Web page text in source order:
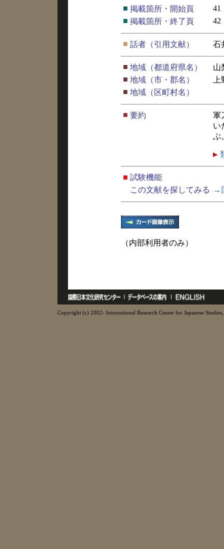
■ 掲載箇所・開始頁
41
■ 掲載箇所・終了頁 42
■ 話者（引用文献） 石
■ 地域（都道府県名）
山
■ 地域（市・郡名）
■ 地域（区町村名）
■ 要約
軍
い
ぶ
■ 試験機能
この文献を探してみる
→
（内部利用者のみ）
Copyright (c) 2002- International Research Center for Japanese